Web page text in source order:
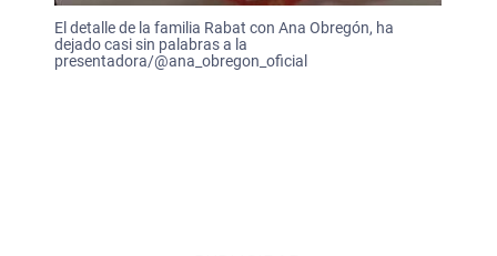
El detalle de la familia Rabat con Ana Obregón, ha
dejado casi sin palabras a la
presentadora/@ana_obregon_oficial